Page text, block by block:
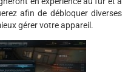
afin de débloquer diverses
gérer votre appareil.